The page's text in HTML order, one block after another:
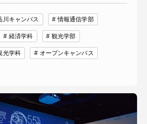
川キャンパス 情報通信学部
経済学科 観光学部
光学科 オープンキャンパス